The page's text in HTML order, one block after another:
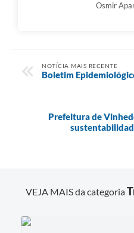
Osmir
NOTÍCIA MAIS RECENTE
Boletim
Prefeitura de
VEJA MAIS da categoria